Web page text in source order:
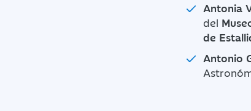
Antonia
del
de
Antonio